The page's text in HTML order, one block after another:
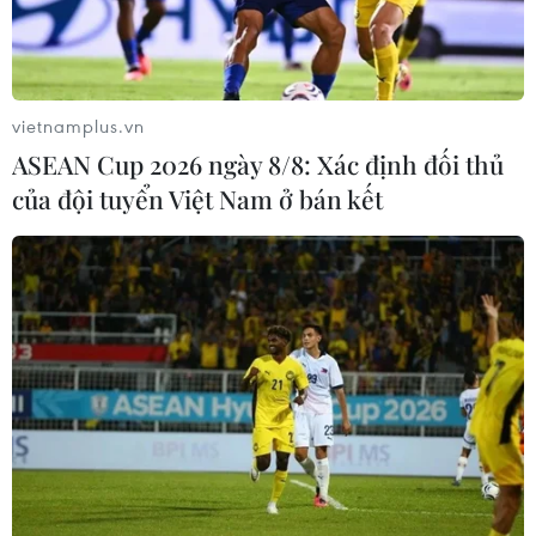
Thủ tướng Anh: Vụ đâm xe gần đền
thờ có thể là tấn công khủng bố
19/06/2017 04:44
Khủng bố bằng xe kinh hoàng ở
London, 11 người thương vong
19/06/2017 04:05
Anh: Thêm người bị tấn công bằng
dao gần đền thờ FinsburyPark
19/06/2017 02:55
vietnamplus.vn
ASEAN Cup 2026 ngày 8/8: Xác định đối thủ
của đội tuyển Việt Nam ở bán kết